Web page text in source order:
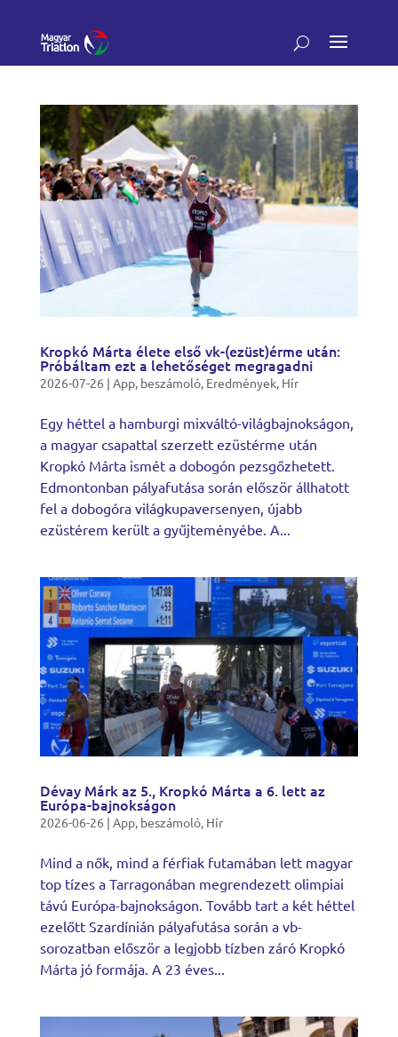
Kropkó Márta élete első vk-(ezüst)érme után:
Próbáltam ezt a lehetőséget megragadni
2026-07-26 | App, beszámoló, Eredmények, Hír
Egy héttel a hamburgi mixváltó-világbajnokságon,
a magyar csapattal szerzett ezüstérme után
Kropkó Márta ismét a dobogón pezsgőzhetett.
Edmontonban pályafutása során először állhatott
fel a dobogóra világkupaversenyen, újabb
ezüstérem került a gyűjteményébe. A...
Dévay Márk az 5., Kropkó Márta a 6. lett az
Európa-bajnokságon
2026-06-26 | App, beszámoló, Hír
Mind a nők, mind a férfiak futamában lett magyar
top tízes a Tarragonában megrendezett olimpiai
távú Európa-bajnokságon. Tovább tart a két héttel
ezelőtt Szardínián pályafutása során a vb-
sorozatban először a legjobb tízben záró Kropkó
Márta jó formája. A 23 éves...